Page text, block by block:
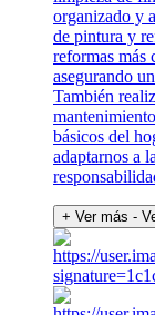
organizado y
de pintura y
reformas más
asegurando
También
básicos del
adaptarnos a
+ Ver más -